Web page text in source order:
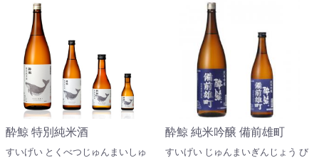
酔鯨 特別純米酒
すいげい とくべつじゅんまいしゅ
酔鯨 純米吟醸 備前雄町
すいげい じゅんまいぎんじょう び